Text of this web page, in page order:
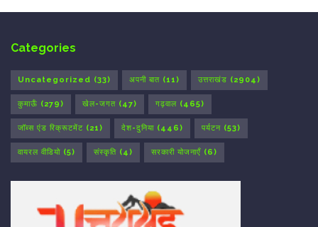
Categories
Uncategorized (33) अपनी बात (11) उत्तराखंड (2904)
कुमाऊँ (279) खेल-जगत (47) गढ़वाल (465)
जॉब्स एंड रिक्रूटमेंट (21) देश-दुनिया (446) पर्यटन (53)
वायरल वीडियो (5) संस्कृति (4) सरकारी योजनाएँ (6)